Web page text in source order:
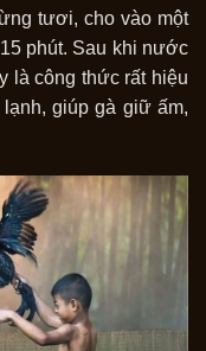
tươi, cho vào một
phút. Sau khi nước
là công thức rất hiệu
giúp gà giữ ấm,